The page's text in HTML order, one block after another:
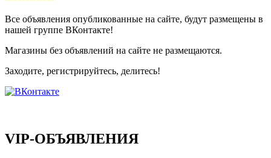
Все объявления опубликованные на сайте, будут размещены в
нашей группе ВКонтакте!
Магазины без объявлений на сайте не размещаются.
Заходите, регистрируйтесь, делитесь!
VIP-ОБЪЯВЛЕНИЯ